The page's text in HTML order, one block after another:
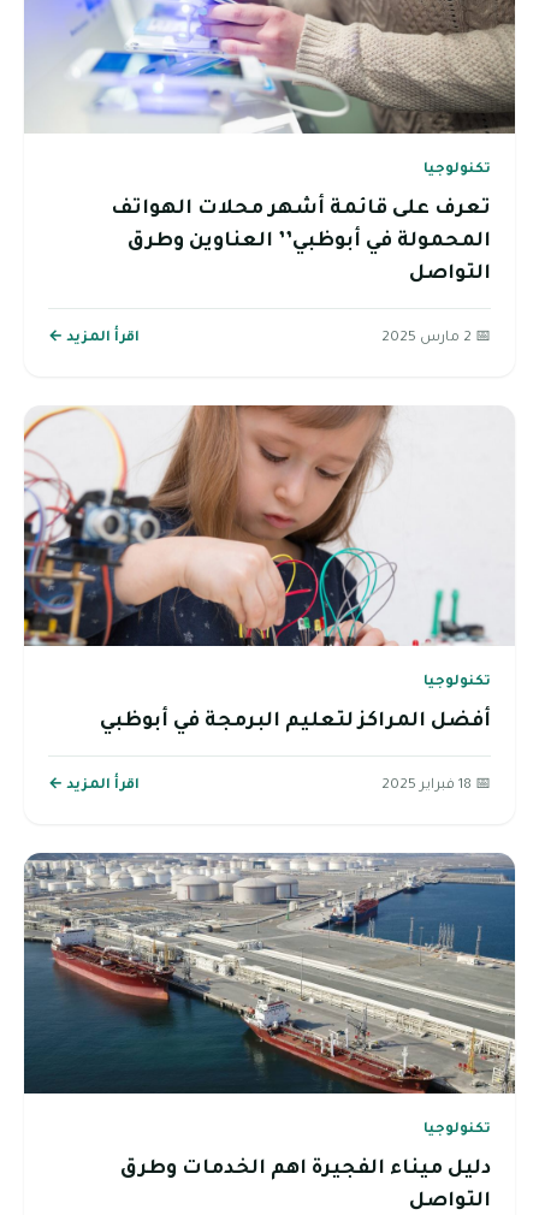
تكنولوجيا
تعرف على قائمة أشهر محلات الهواتف
المحمولة في أبوظبي’’ العناوين وطرق
التواصل
📅 2 مارس 2025 اقرأ المزيد ←
تكنولوجيا
أفضل المراكز لتعليم البرمجة في أبوظبي
📅 18 فبراير 2025 اقرأ المزيد ←
تكنولوجيا
دليل ميناء الفجيرة اهم الخدمات وطرق
التواصل